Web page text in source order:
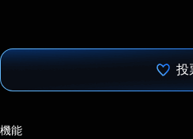
投
機能